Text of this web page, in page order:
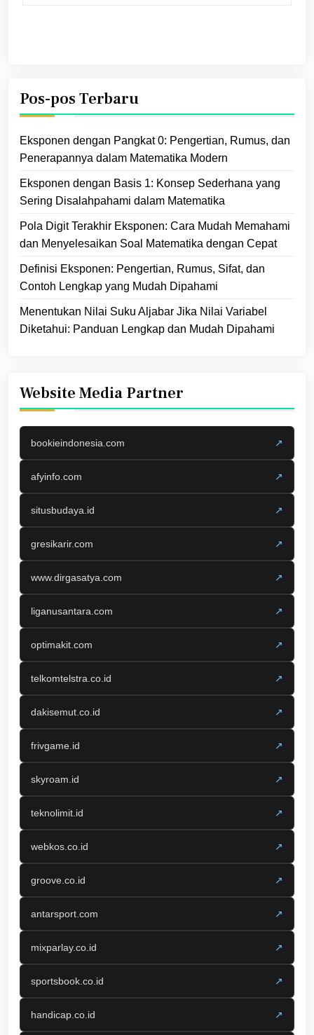
Pos-pos Terbaru
Eksponen dengan Pangkat 0: Pengertian, Rumus, dan
Penerapannya dalam Matematika Modern
Eksponen dengan Basis 1: Konsep Sederhana yang
Sering Disalahpahami dalam Matematika
Pola Digit Terakhir Eksponen: Cara Mudah Memahami
dan Menyelesaikan Soal Matematika dengan Cepat
Definisi Eksponen: Pengertian, Rumus, Sifat, dan
Contoh Lengkap yang Mudah Dipahami
Menentukan Nilai Suku Aljabar Jika Nilai Variabel
Diketahui: Panduan Lengkap dan Mudah Dipahami
Website Media Partner
bookieindonesia.com ↗
afyinfo.com ↗
situsbudaya.id ↗
gresikarir.com ↗
www.dirgasatya.com ↗
liganusantara.com ↗
optimakit.com ↗
telkomtelstra.co.id ↗
dakisemut.co.id ↗
frivgame.id ↗
skyroam.id ↗
teknolimit.id ↗
webkos.co.id ↗
groove.co.id ↗
antarsport.com ↗
mixparlay.co.id ↗
sportsbook.co.id ↗
handicap.co.id ↗